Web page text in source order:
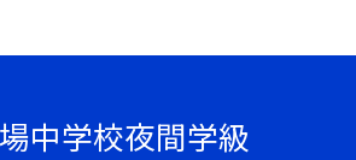
中学校夜間学級